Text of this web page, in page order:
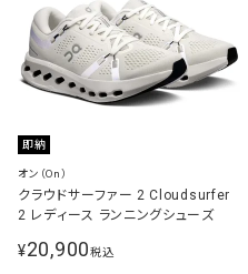
即納
オン（On）
クラウドサーファー 2 Cloudsurfer
2 レディース ランニングシューズ
¥20,900税込